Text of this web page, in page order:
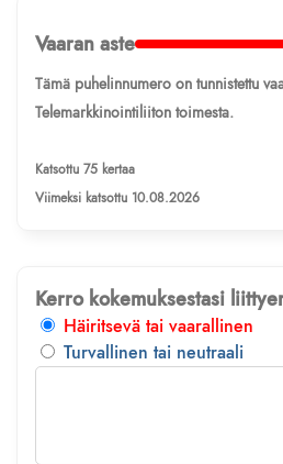
Vaaran aste
Tämä puhelinnumero on tunnistettu
Telemarkkinointiliiton toimesta.
Katsottu 75 kertaa
Viimeksi katsottu 10.08.2026
Kerro kokemuksestasi
Häiritsevä tai vaarallinen
Turvallinen tai neutraali